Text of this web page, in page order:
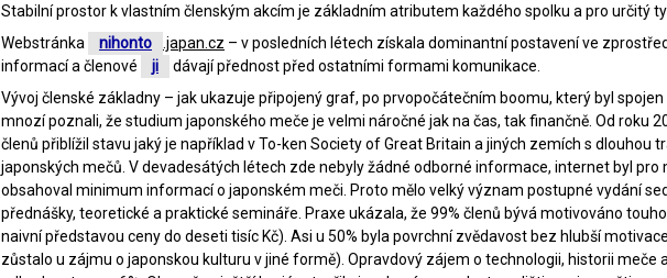
Stabilní prostor k vlastním členským akcím je základním atributem každého spolku a pro určitý
Webstránka
nihonto .japan.cz – v posledních létech získala dominantní postavení ve
informací a členové
ji
dávají přednost před ostatními formami komunikace.
Vývoj členské základny – jak ukazuje připojený graf, po prvopočátečním boomu, který byl
mnozí poznali, že studium japonského meče je velmi náročné jak na čas, tak finančně. Od roku
členů přiblížil stavu jaký je například v To-ken Society of Great Britain a jiných zemích s dlouhou
japonských mečů. V devadesátých létech zde nebyly žádné odborné informace, internet byl pro
obsahoval minimum informací o japonském meči. Proto mělo velký význam postupné vydání
přednášky, teoretické a praktické semináře. Praxe ukázala, že 99% členů bývá motivováno
naivní představou ceny do deseti tisíc Kč). Asi u 50% byla povrchní zvědavost bez hlubší
zůstalo u zájmu o japonskou kulturu v jiné formě). Opravdový zájem o technologii, historii meče